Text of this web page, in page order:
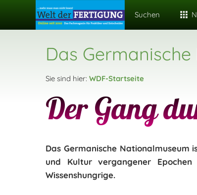
Suchen
Das
Sie sind hier: WDF-Startseite
Der Gang
Das Germanische Nationalmuseum
und Kultur vergangener
Wissenshungrige.